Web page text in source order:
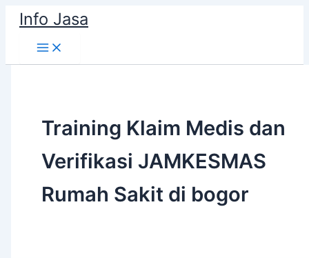
Skip
content
Info Jasa
Training Klaim Medis dan
Verifikasi JAMKESMAS
Rumah Sakit di bogor